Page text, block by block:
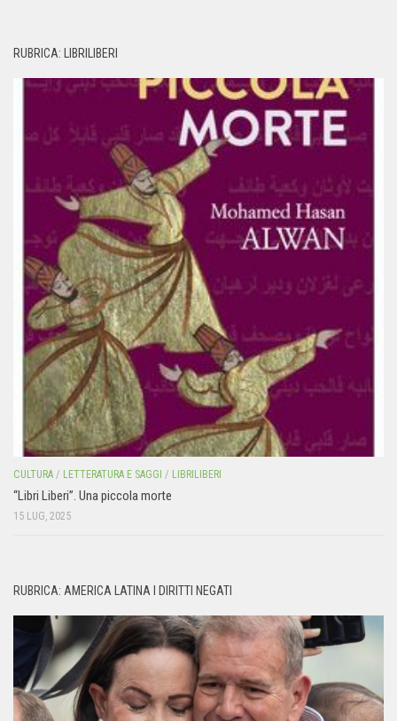
RUBRICA: LIBRILIBERI
CULTURA / LETTERATURA E SAGGI / LIBRILIBERI
“Libri Liberi”. Una piccola morte
15 LUG, 2025
RUBRICA: AMERICA LATINA I DIRITTI NEGATI